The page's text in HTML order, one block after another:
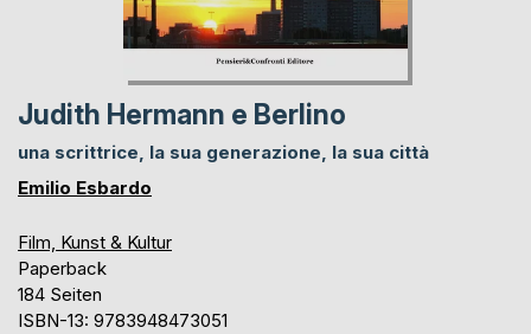
Judith Hermann e Berlino
una scrittrice, la sua generazione, la sua città
Emilio Esbardo
Film, Kunst & Kultur
Paperback
184 Seiten
ISBN-13: 9783948473051